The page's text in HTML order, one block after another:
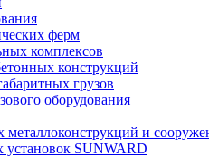
ферм
комплексов
конструкций
грузов
оборудования
металлоконструкций и
установок SUNWARD